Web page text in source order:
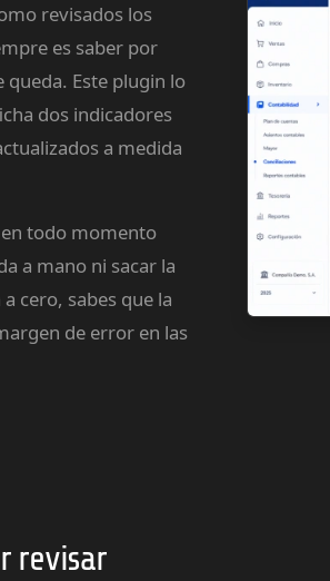
revisados los
es saber por
queda. Este plugin lo
dos indicadores
a medida
todo momento
a mano ni sacar la
cero, sabes que la
de error en las
revisar